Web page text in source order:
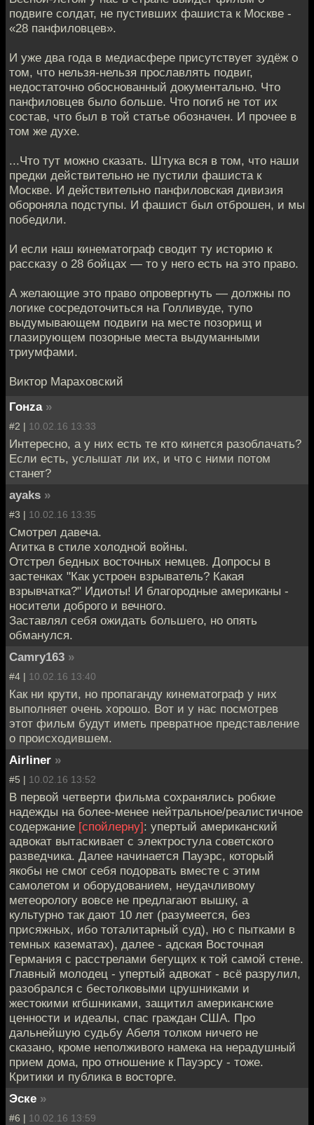
подвиге солдат, не пустивших фашиста к Москве -
«28 панфиловцев».
И уже два года в медиасфере присутствует зудёж о
том, что нельзя-нельзя прославлять подвиг,
недостаточно обоснованный документально. Что
панфиловцев было больше. Что погиб не тот их
состав, что был в той статье обозначен. И прочее в
том же духе.
...Что тут можно сказать. Штука вся в том, что наши
предки действительно не пустили фашиста к
Москве. И действительно панфиловская дивизия
обороняла подступы. И фашист был отброшен, и мы
победили.
И если наш кинематограф сводит ту историю к
рассказу о 28 бойцах — то у него есть на это право.
А желающие это право опровергнуть — должны по
логике сосредоточиться на Голливуде, тупо
выдумывающем подвиги на месте позорищ и
глазирующем позорные места выдуманными
триумфами.
Виктор Мараховский
Гонzа »
#2 | 10.02.16 13:33
Интересно, а у них есть те кто кинется разоблачать?
Если есть, услышат ли их, и что с ними потом
станет?
ayaks »
#3 | 10.02.16 13:35
Смотрел давеча.
Агитка в стиле холодной войны.
Отстрел бедных восточных немцев. Допросы в
застенках "Как устроен взрыватель? Какая
взрывчатка?" Идиоты! И благородные американы -
носители доброго и вечного.
Заставлял себя ожидать большего, но опять
обманулся.
Camry163 »
#4 | 10.02.16 13:40
Как ни крути, но пропаганду кинематограф у них
выполняет очень хорошо. Вот и у нас посмотрев
этот фильм будут иметь превратное представление
о происходившем.
Airliner »
#5 | 10.02.16 13:52
В первой четверти фильма сохранялись робкие
надежды на более-менее нейтральное/реалистичное
содержание [спойлерну]: упертый американский
адвокат вытаскивает с электростула советского
разведчика. Далее начинается Пауэрс, который
якобы не смог себя подорвать вместе с этим
самолетом и оборудованием, неудачливому
метеорологу вовсе не предлагают вышку, а
культурно так дают 10 лет (разумеется, без
присяжных, ибо тоталитарный суд), но с пытками в
темных казематах), далее - адская Восточная
Германия с расстрелами бегущих к той самой стене.
Главный молодец - упертый адвокат - всё разрулил,
разобрался с бестолковыми црушниками и
жестокими кгбшниками, защитил американские
ценности и идеалы, спас граждан США. Про
дальнейшую судьбу Абеля толком ничего не
сказано, кроме неполживого намека на нерадушный
прием дома, про отношение к Пауэрсу - тоже.
Критики и публика в восторге.
Эске »
#6 | 10.02.16 13:59